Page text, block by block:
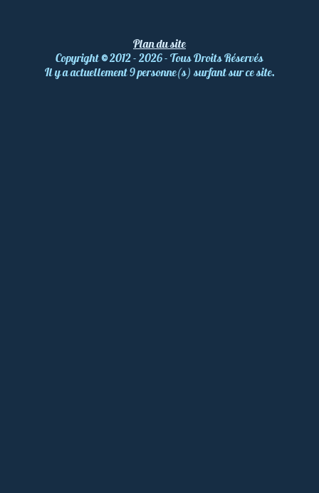
Plan du site
Copyright©2012 - 2026 - Tous Droits Réservés
Il y a actuellement 9 personne(s) surfant sur ce site.